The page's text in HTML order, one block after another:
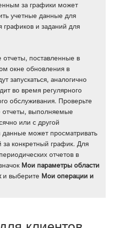
за графики может
учетные данные для
графиков и заданий для
отчеты, поставленные в
окне обновления в
запускаться, аналогично
во время регулярного
обслуживания. Проверьте
отчеты, выполняемые
или с другой
может просматривать
за конкретный график. Для
отчетов в
Мои параметры области
и выберите Мои операции и